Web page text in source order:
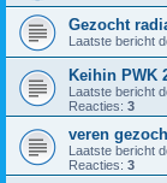
Gezocht
Laatste bericht
Keihin PWK
Laatste bericht
Reacties: 3
veren
Laatste bericht
Reacties: 3